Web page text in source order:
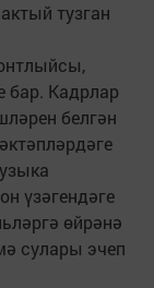
тузган
бар. Кадрлар
белгән
үзәгендәге
өйрәнә
сулары эчеп